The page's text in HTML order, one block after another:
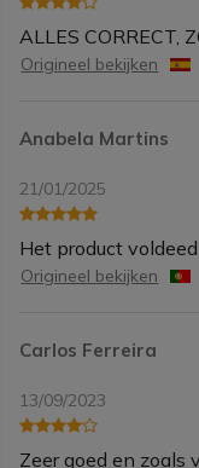
ALLES CORRECT,
Origineel bekijken
Anabela Martins
21/01/2025
Het product
Origineel bekijken
Carlos Ferreira
13/09/2023
Zeer goed en zoals